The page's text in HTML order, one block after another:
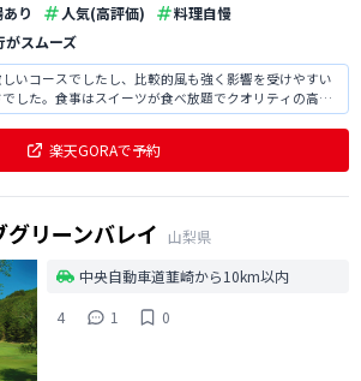
り 人気(高評価)
料理自慢
がスムーズ
いコースでしたし、比較的風も強く影響を受けやすい
した。食事はスイーツが食べ放題でクオリティの高い
しかったです。
楽天GORAで予約
リーンバレイ
山梨県
中央自動車道韮崎から10km以内
4
1 0